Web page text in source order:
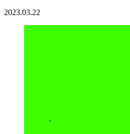
2023.03.22